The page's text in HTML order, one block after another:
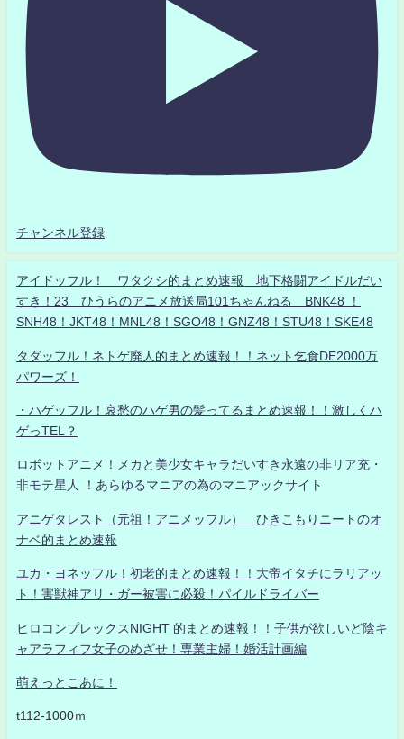
チャンネル登録
アイドッフル！ ワタクシ的まとめ速報 地下格闘アイドルだい
すき！23 ひうらのアニメ放送局101ちゃんねる BNK48 ！
SNH48！JKT48！MNL48！SGO48！GNZ48！STU48！SKE48
タダッフル！ネトゲ廃人的まとめ速報！！ネット乞食DE2000万
パワーズ！
・ハゲッフル！哀愁のハゲ男の髪ってるまとめ速報！！激しくハ
ゲっTEL？
ロボットアニメ！メカと美少女キャラだいすき永遠の非リア充・
非モテ星人 ！あらゆるマニアの為のマニアックサイト
アニゲタレスト（元祖！アニメッフル） ひきこもりニートのオ
ナベ的まとめ速報
ユカ・ヨネッフル！初老的まとめ速報！！大帝イタチにラリアッ
ト！害獣神アリ・ガー被害に必殺！パイルドライバー
ヒロコンプレックスNIGHT 的まとめ速報！！子供が欲しいど陰キ
ャアラフィフ女子のめざせ！専業主婦！婚活計画編
萌えっとこあに！
t112-1000ｍ